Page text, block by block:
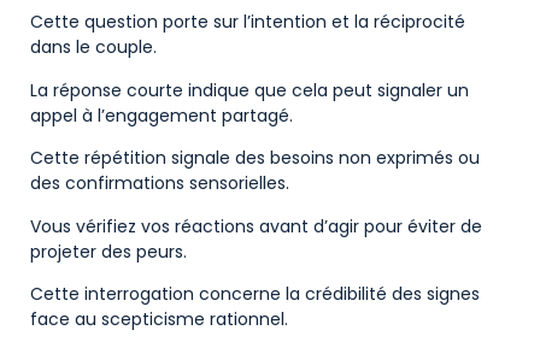
Cette question porte sur l’intention et la réciprocité
dans le couple.
La réponse courte indique que cela peut signaler un
appel à l’engagement partagé.
Cette répétition signale des besoins non exprimés ou
des confirmations sensorielles.
Vous vérifiez vos réactions avant d’agir pour éviter de
projeter des peurs.
Cette interrogation concerne la crédibilité des signes
face au scepticisme rationnel.